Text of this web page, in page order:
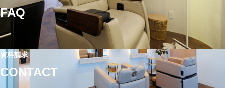
FAQ
資料請求
CONTACT